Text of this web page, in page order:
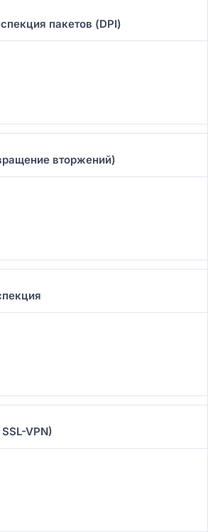
пакетов (DPI)
вторжений)
VPN)